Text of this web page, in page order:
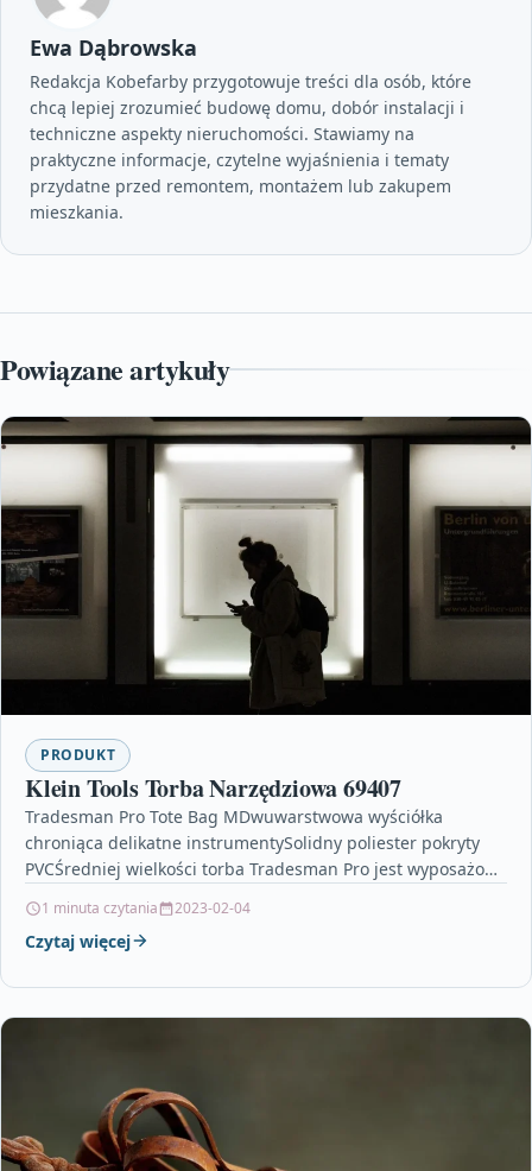
Ewa Dąbrowska
Redakcja Kobefarby przygotowuje treści dla osób, które
chcą lepiej zrozumieć budowę domu, dobór instalacji i
techniczne aspekty nieruchomości. Stawiamy na
praktyczne informacje, czytelne wyjaśnienia i tematy
przydatne przed remontem, montażem lub zakupem
mieszkania.
Powiązane artykuły
PRODUKT
Klein Tools Torba Narzędziowa 69407
Tradesman Pro Tote Bag MDwuwarstwowa wyściółka
chroniąca delikatne instrumentySolidny poliester pokryty
PVCŚredniej wielkości torba Tradesman Pro jest wyposażona
1 minuta czytania 2023-02-04
Czytaj więcej